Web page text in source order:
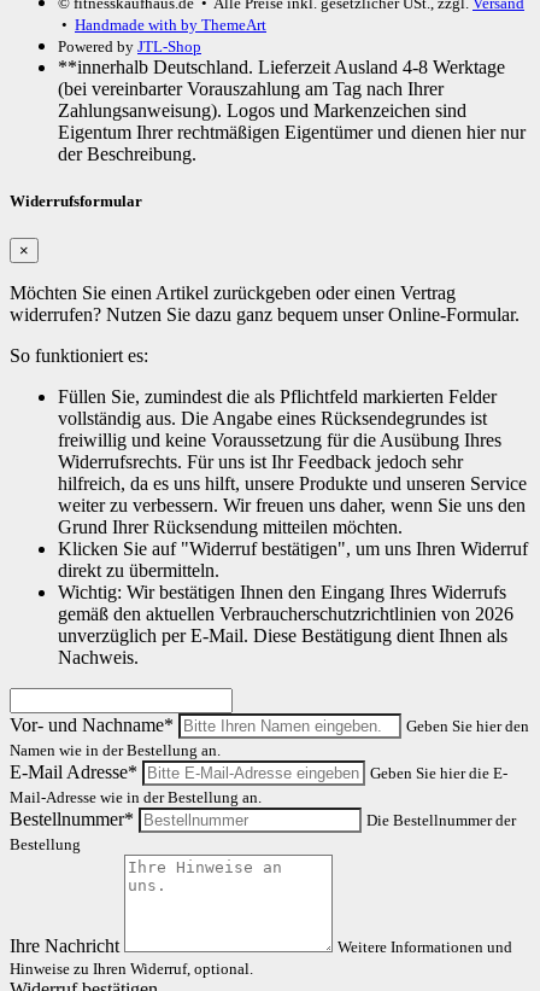
• Handmade with by ThemeArt
Powered by JTL-Shop
**innerhalb Deutschland. Lieferzeit Ausland 4-8 Werktage
(bei vereinbarter Vorauszahlung am Tag nach Ihrer
Zahlungsanweisung). Logos und Markenzeichen sind
Eigentum Ihrer rechtmäßigen Eigentümer und dienen hier nur
der Beschreibung.
Widerrufsformular
×
Möchten Sie einen Artikel zurückgeben oder einen Vertrag
widerrufen? Nutzen Sie dazu ganz bequem unser Online-Formular.
So funktioniert es:
Füllen Sie, zumindest die als Pflichtfeld markierten Felder
vollständig aus. Die Angabe eines Rücksendegrundes ist
freiwillig und keine Voraussetzung für die Ausübung Ihres
Widerrufsrechts. Für uns ist Ihr Feedback jedoch sehr
hilfreich, da es uns hilft, unsere Produkte und unseren Service
weiter zu verbessern. Wir freuen uns daher, wenn Sie uns den
Grund Ihrer Rücksendung mitteilen möchten.
Klicken Sie auf "Widerruf bestätigen", um uns Ihren Widerruf
direkt zu übermitteln.
Wichtig: Wir bestätigen Ihnen den Eingang Ihres Widerrufs
gemäß den aktuellen Verbraucherschutzrichtlinien von 2026
unverzüglich per E-Mail. Diese Bestätigung dient Ihnen als
Nachweis.
Vor- und Nachname*
Geben Sie hier den
Namen wie in der Bestellung an.
E-Mail Adresse*
Geben Sie hier die E-
Mail-Adresse wie in der Bestellung an.
Bestellnummer*
Die Bestellnummer der
Bestellung
Ihre Nachricht
Weitere Informationen und
Hinweise zu Ihren Widerruf, optional.